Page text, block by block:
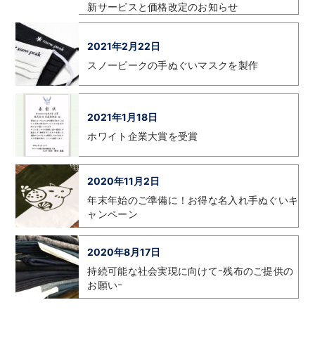
新サービスと価格改定のお知らせ
2021年2月22日
スノーピークの手ぬぐいマスクを製作
2021年1月18日
ホワイト企業大賞を受賞
2020年11月2日
年末年始のご準備に！お得な名入れ手ぬぐいキ
ャンペーン
2020年8月17日
持続可能な社会実現に向けてｰ残布のご提供の
お願いｰ